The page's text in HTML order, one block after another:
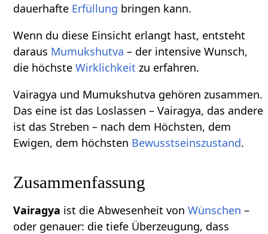
dauerhafte Erfüllung bringen kann.
Wenn du diese Einsicht erlangt hast, entsteht
daraus Mumukshutva – der intensive Wunsch,
die höchsteWirklichkeit zu erfahren.
Vairagya und Mumukshutva gehören zusammen.
Das eine ist das Loslassen – Vairagya, das andere
ist das Streben – nach dem Höchsten, dem
Ewigen, dem höchsten Bewusstseinszustand.
Zusammenfassung
Vairagya ist die Abwesenheit vonWünschen –
oder genauer: die tiefe Überzeugung, dass